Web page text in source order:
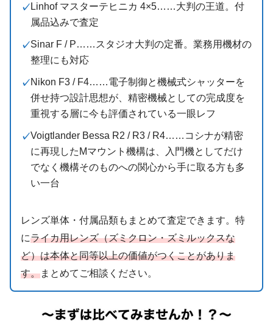
Linhof マスターテヒニカ 4×5……大判の王道。付
属品込みで査定
Sinar F / P……スタジオ大判の定番。業務用機材の
整理にも対応
Nikon F3 / F4……電子制御と機械式シャッターを
併せ持つ設計思想が、精密機械としての完成度を
重視する層に今も評価されている一眼レフ
Voigtlander Bessa R2 / R3 / R4……コシナが精密
に再現したMマウント機構は、入門機としてだけ
でなく機構そのものへの関心から手に取る方も多
い一台
レンズ単体・付属品類もまとめて査定できます。特
にライカ用レンズ（ズミクロン・ズミルックスな
ど）は本体と同等以上の価値がつくことがありま
す。まとめてご相談ください。